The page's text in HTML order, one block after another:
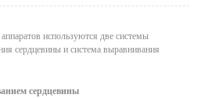
используются две системы
сердцевины и система выравнивания
сердцевины